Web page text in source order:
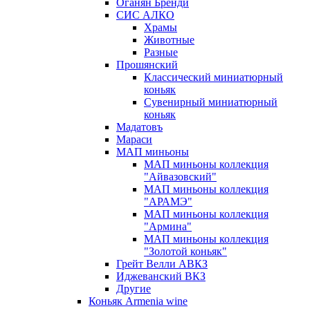
Оганян Бренди
СИС АЛКО
Храмы
Животные
Разные
Прошянский
Классический миниатюрный
коньяк
Сувенирный миниатюрный
коньяк
Мадатовъ
Мараси
МАП миньоны
МАП миньоны коллекция
"Айвазовский"
МАП миньоны коллекция
"АРАМЭ"
МАП миньоны коллекция
"Армина"
МАП миньоны коллекция
"Золотой коньяк"
Грейт Велли АВКЗ
Иджеванский ВКЗ
Другие
Коньяк Armenia wine